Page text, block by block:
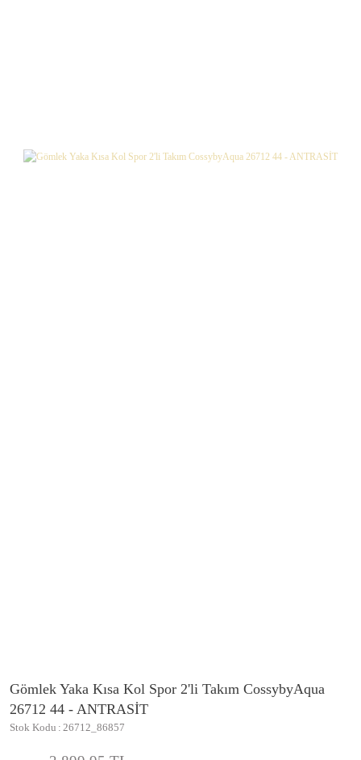
Gömlek Yaka Kısa Kol Spor 2'li Takım CossybyAqua
26712 44 - ANTRASİT
Stok Kodu 26712_86857